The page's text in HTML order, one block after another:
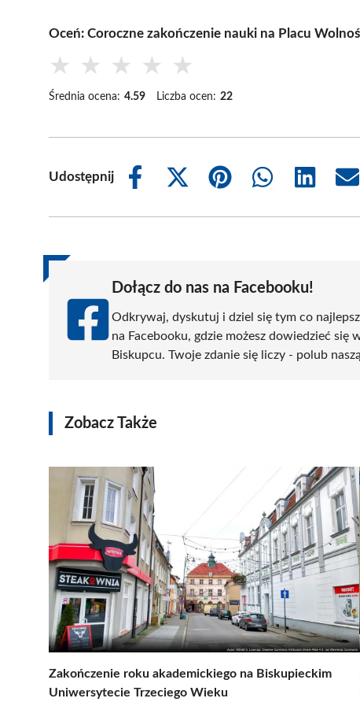
Oceń: Coroczne zakończenie nauki na Placu
★ ★ ★ ★ ★
Średnia ocena: 4.59 Liczba ocen: 22
Udostępnij
Share
Share
(Twitter)
Share
Share
Share
Dołącz do nas na Facebooku!
Odkrywaj, dyskutuj i dziel się tym co
na Facebooku, gdzie możesz dowiedzieć
Biskupcu. Twoje zdanie się liczy - polub
Zobacz Także
Zakończenie roku akademickiego na Biskupieckim
Uniwersytecie Trzeciego Wieku